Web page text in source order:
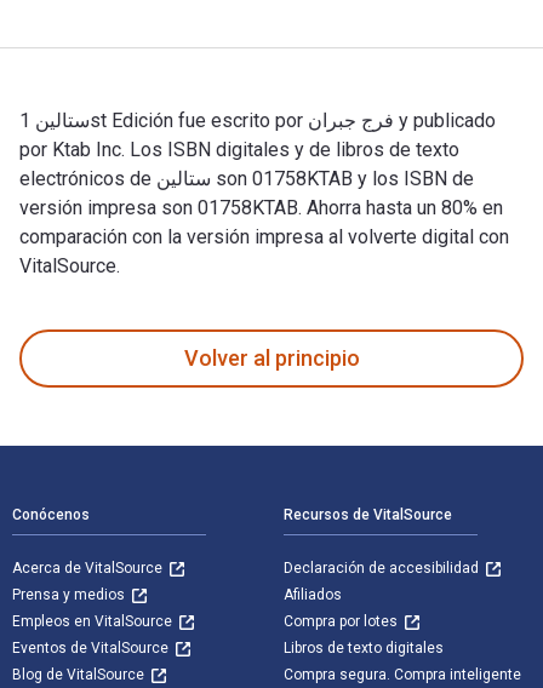
ستالين 1st Edición fue escrito por فرج جبران y publicado
por Ktab Inc. Los ISBN digitales y de libros de texto
electrónicos de ستالين son 01758KTAB y los ISBN de
versión impresa son 01758KTAB. Ahorra hasta un 80% en
comparación con la versión impresa al volverte digital con
VitalSource.
Volver al principio
Conócenos
Acerca de VitalSource
Prensa y medios
Empleos en VitalSource
Eventos de VitalSource
Blog de VitalSource
Recursos de VitalSource
Declaración de accesibilidad
Afiliados
Compra por lotes
Libros de texto digitales
Compra segura. Compra inteligente